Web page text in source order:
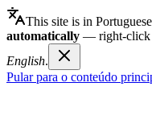
This site is in
automatically — right-click
English.
Pular para o conteúdo